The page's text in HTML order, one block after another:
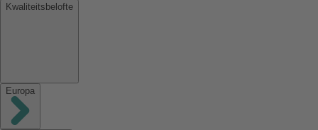
Kwaliteitsbelofte
Europa